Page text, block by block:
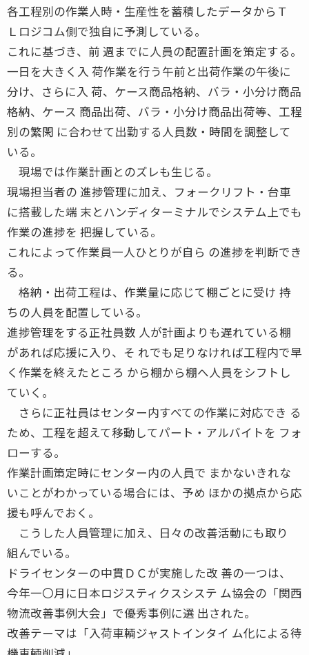
各工程別の作業人時・生産性を蓄積したデータからＴ
Ｌロジコム側で独自に予測している。
これに基づき、前 週までに人員の配置計画を策定する。
一日を大きく入 荷作業を行う午前と出荷作業の午後に
分け、さらに入 荷、ケース商品格納、バラ・小分け商品
格納、ケース 商品出荷、バラ・小分け商品出荷等、工程
別の繁閑 に合わせて出勤する人員数・時間を調整して
いる。
現場では作業計画とのズレも生じる。
現場担当者の 進捗管理に加え、フォークリフト・台車
に搭載した端 末とハンディターミナルでシステム上でも
作業の進捗を 把握している。
これによって作業員一人ひとりが自ら の進捗を判断でき
る。
格納・出荷工程は、作業量に応じて棚ごとに受け 持
ちの人員を配置している。
進捗管理をする正社員数 人が計画よりも遅れている棚
があれば応援に入り、そ れでも足りなければ工程内で早
く作業を終えたところ から棚から棚へ人員をシフトし
ていく。
さらに正社員はセンター内すべての作業に対応でき る
ため、工程を超えて移動してパート・アルバイトを フォ
ローする。
作業計画策定時にセンター内の人員で まかないきれな
いことがわかっている場合には、予め ほかの拠点から応
援も呼んでおく。
こうした人員管理に加え、日々の改善活動にも取り
組んでいる。
ドライセンターの中貫ＤＣが実施した改 善の一つは、
今年一〇月に日本ロジスティクスシステ ム協会の「関西
物流改善事例大会」で優秀事例に選 出された。
改善テーマは「入荷車輌ジャストインタイ ム化による待